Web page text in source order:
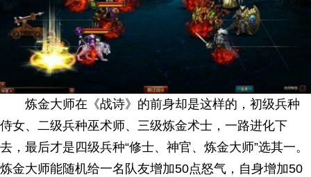
炼金大师在《战诗》的前身却是这样的，初级兵种
侍女、二级兵种巫术师、三级炼金术士，一路进化下
去，最后才是四级兵种“修士、神官、炼金大师”选其一。
炼金大师能随机给一名队友增加50点怒气，自身增加50